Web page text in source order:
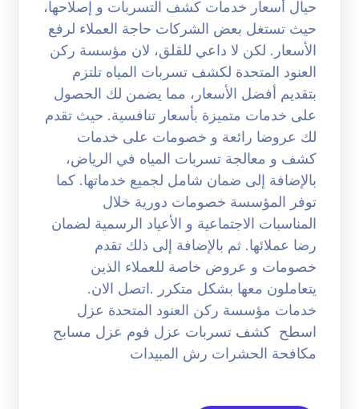
حيال أسعار خدمات كشف التسربات و إصلاحها،
حيث تستغل بعض الشركات حاجة العملاء لرفع
الأسعار. لكن لا داعي للقلق، لان مؤسسة ركن
العنود المتحدة لكشف تسربات المياه تلتزم
بتقديم أفضل الأسعار، مما يضمن لك الحصول
على خدمات متميزة بأسعار تنافسية. حيث تقدم
لك عروضا رائعة و خصومات على خدمات
كشف و معالجة تسربات المياه في الرياض،
بالإضافة إلى ضمان شامل لجميع خدماتها. كما
توفر المؤسسة خصومات دورية خلال
المناسبات الاجتماعية و الأعياد الرسمية لضمان
رضا عملائها. ثم بالإضافة إلى ذلك تقدم
خصومات و عروض خاصة للعملاء الذين
يتعاملون معها بشكل متكرر .اتصل الان.
خدمات مؤسسة ركن العنود المتحدة عزل
اسطح كشف تسربات عزل فوم عزل مسابح
مكافحة الحشرات رش المبيدات